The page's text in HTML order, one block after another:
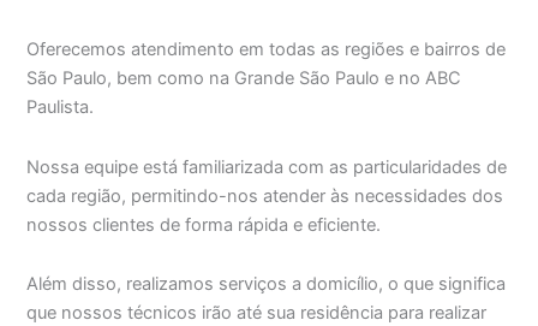
Oferecemos atendimento em todas as regiões e bairros de
São Paulo, bem como na Grande São Paulo e no ABC
Paulista.
Nossa equipe está familiarizada com as particularidades de
cada região, permitindo-nos atender às necessidades dos
nossos clientes de forma rápida e eficiente.
Além disso, realizamos serviços a domicílio, o que significa
que nossos técnicos irão até sua residência para realizar